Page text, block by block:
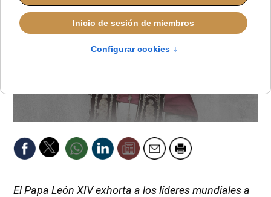
El Papa León XIV exhorta a los líderes mundiales a